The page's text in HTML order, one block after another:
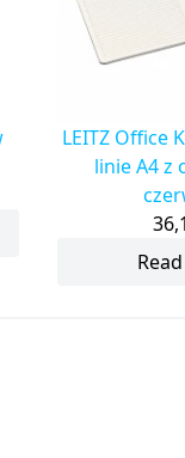
LEITZ Office
linie A4 z